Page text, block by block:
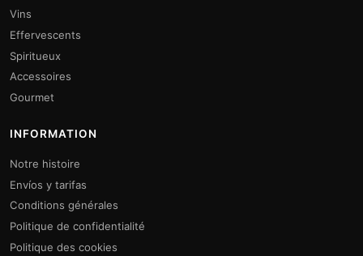
Vins
Effervescents
Spiritueux
Accessoires
Gourmet
INFORMATION
Notre histoire
Envíos y tarifas
Conditions générales
Politique de confidentialité
Politique des cookies